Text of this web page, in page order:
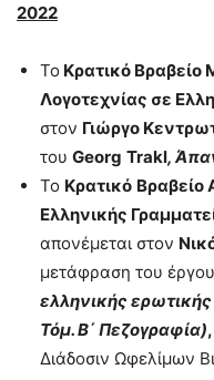
2022
Το Κρατικό
Λογοτεχνίας σε
στον Γιώργο
του Georg Trakl,
Το Κρατικό Βραβείο
Ελληνικής
απονέμεται στον
μετάφραση του έργου
ελληνικής
Τόμ. Β΄ Πεζογραφία),
Διάδοσιν Ωφελίμων